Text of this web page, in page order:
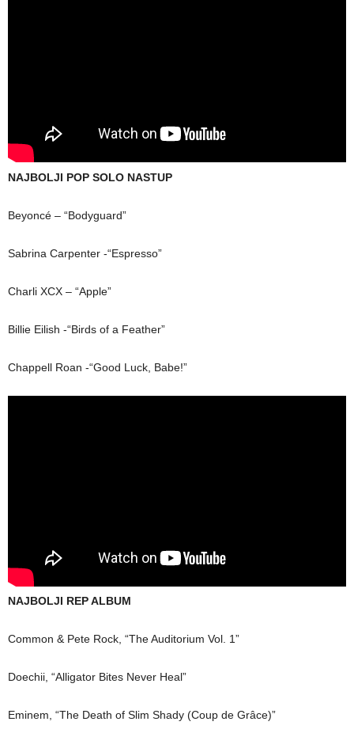
NAJBOLJI POP SOLO NASTUP
Beyoncé – “Bodyguard”
Sabrina Carpenter -“Espresso”
Charli XCX – “Apple”
Billie Eilish -“Birds of a Feather”
Chappell Roan -“Good Luck, Babe!”
NAJBOLJI REP ALBUM
Common & Pete Rock, “The Auditorium Vol. 1”
Doechii, “Alligator Bites Never Heal”
Eminem, “The Death of Slim Shady (Coup de Grâce)”